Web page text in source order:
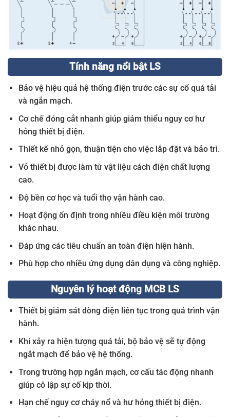
Tính năng nổi bật LS
Bảo vệ hiệu quả hệ thống điện trước các sự cố quá tải
và ngắn mạch.
Cơ chế đóng cắt nhanh giúp giảm thiểu nguy cơ hư
hỏng thiết bị điện.
Thiết kế nhỏ gọn, thuận tiện cho việc lắp đặt và bảo trì.
Vỏ thiết bị được làm từ vật liệu cách điện chất lượng
cao.
Độ bền cơ học và tuổi thọ vận hành cao.
Hoạt động ổn định trong nhiều điều kiện môi trường
khác nhau.
Đáp ứng các tiêu chuẩn an toàn điện hiện hành.
Phù hợp cho nhiều ứng dụng dân dụng và công nghiệp.
Nguyên lý hoạt động MCB LS
Thiết bị giám sát dòng điện liên tục trong quá trình vận
hành.
Khi xảy ra hiện tượng quá tải, bộ bảo vệ sẽ tự động
ngắt mạch để bảo vệ hệ thống.
Trong trường hợp ngắn mạch, cơ cấu tác động nhanh
giúp cô lập sự cố kịp thời.
Hạn chế nguy cơ cháy nổ và hư hỏng thiết bị điện.